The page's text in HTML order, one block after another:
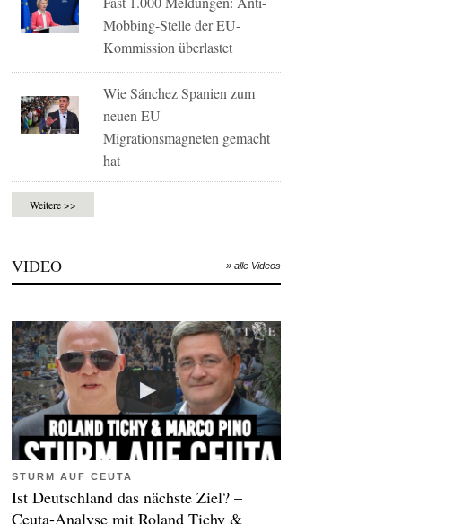
Mobbing-Stelle der EU-
Kommission überlastet
Wie Sánchez Spanien zum
neuen EU-
Migrationsmagneten gemacht
hat
Weitere >>
VIDEO » alle Videos
STURM AUF CEUTA
Ist Deutschland das nächste Ziel? –
Ceuta-Analyse mit Roland Tichy &